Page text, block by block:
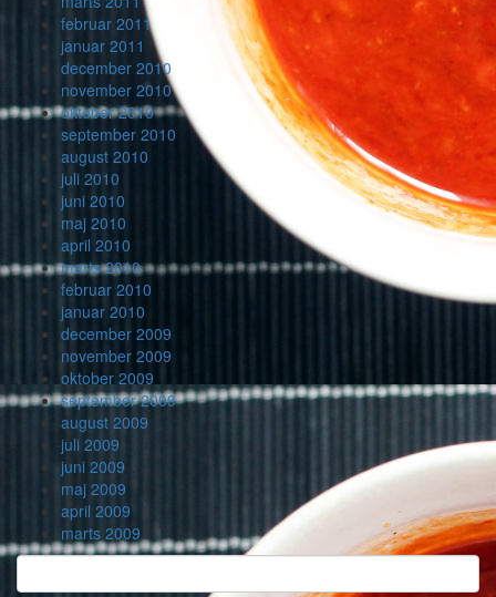
februar 2011
januar 2011
december 2010
november 2010
oktober 2010
september 2010
august 2010
juli 2010
juni 2010
maj 2010
april 2010
marts 2010
februar 2010
januar 2010
december 2009
november 2009
oktober 2009
september 2009
august 2009
juli 2009
juni 2009
maj 2009
april 2009
marts 2009